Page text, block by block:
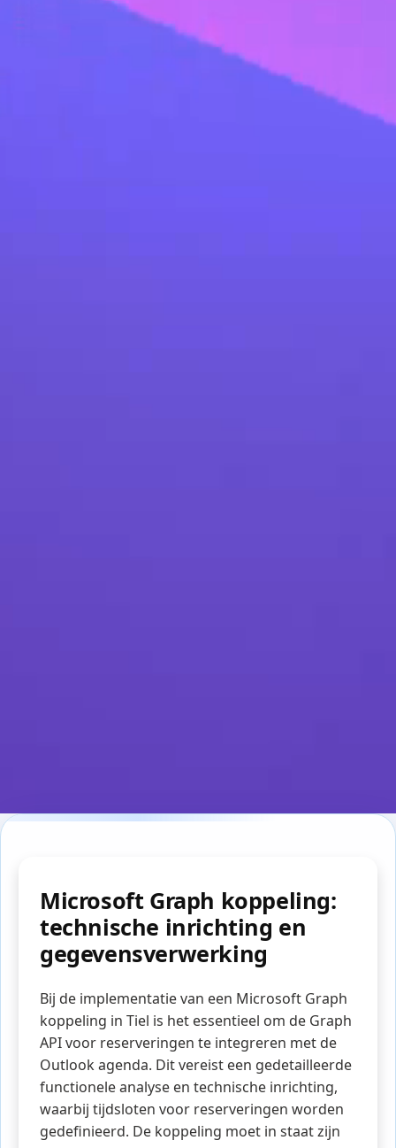
Microsoft Graph koppeling:
technische inrichting en
gegevensverwerking
Bij de implementatie van een Microsoft Graph
koppeling in Tiel is het essentieel om de Graph
API voor reserveringen te integreren met de
Outlook agenda. Dit vereist een gedetailleerde
functionele analyse en technische inrichting,
waarbij tijdsloten voor reserveringen worden
gedefinieerd. De koppeling moet in staat zijn